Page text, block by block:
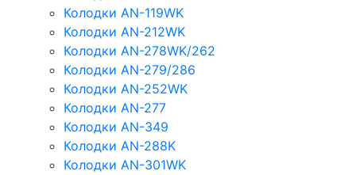
Колодки AN-119WK
Колодки AN-212WK
Колодки AN-278WK/262
Колодки AN-279/286
Колодки AN-252WK
Колодки AN-277
Колодки AN-349
Колодки AN-288K
Колодки AN-301WK